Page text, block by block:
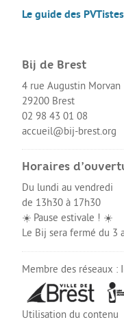
Partir en vacances
La Culture
SANTÉ
Mon corps, mon
Amour et sexualité
Mal-être
Victime de
ACCÈS RAPIDE
Qui sommes nous
About us
Le guide des
Bij de Brest
4 rue Augustin Morvan
29200 Brest
02 98 43 01 08
accueil@bij-brest.org
Horaires
Du lundi au vendredi
de 13h30 à 17h30
☀️ Pause estivale ! ☀️
Le Bij sera fermé du 3
Membre des réseaux :
Utilisation du contenu